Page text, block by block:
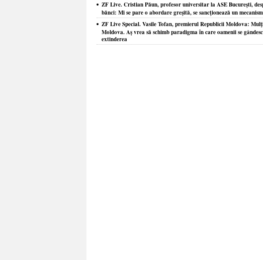
ZF Live. Cristian Păun, profesor universitar la ASE Bucureşti,
bănci: Mi se pare o abordare greşită, se sancţionează un
ZF Live Special. Vasile Tofan, premierul Republicii Moldova:
Moldova. Aş vrea să schimb paradigma în care oamenii se
extinderea